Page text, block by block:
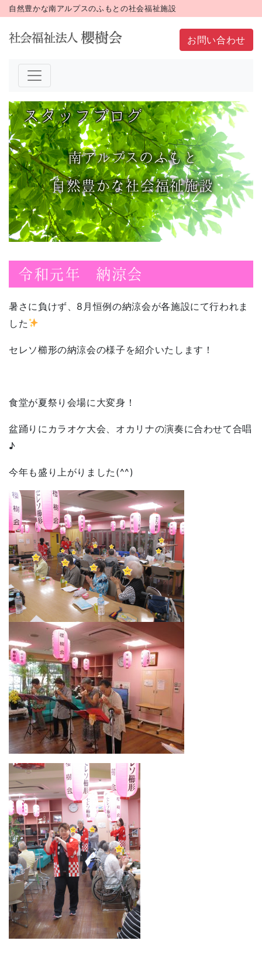
自然豊かな南アルプスのふもとの社会福祉施設
お問い合わせ
スタッフブログ
南アルプスのふもと
自然豊かな社会福祉施設
令和元年 納涼会
暑さに負けず、8月恒例の納涼会が各施設にて行われま
した
セレソ櫛形の納涼会の様子を紹介いたします！
食堂が夏祭り会場に大変身！
盆踊りにカラオケ大会、オカリナの演奏に合わせて合唱
♪
今年も盛り上がりました(^^)